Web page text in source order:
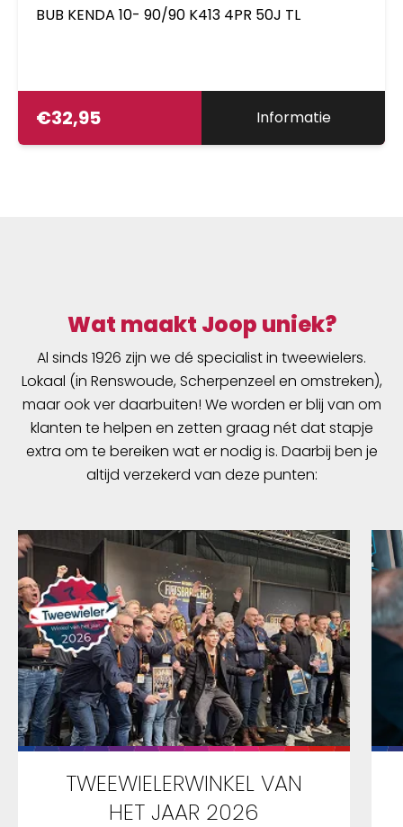
BUB KENDA 10- 90/90 K413 4PR 50J TL
€32,95 Informatie
Wat maakt Joop uniek?
Al sinds 1926 zijn we dé specialist in tweewielers.
Lokaal (in Renswoude, Scherpenzeel en omstreken),
maar ook ver daarbuiten! We worden er blij van om
klanten te helpen en zetten graag nét dat stapje
extra om te bereiken wat er nodig is. Daarbij ben je
altijd verzekerd van deze punten:
TWEEWIELERWINKEL VAN
HET JAAR 2026